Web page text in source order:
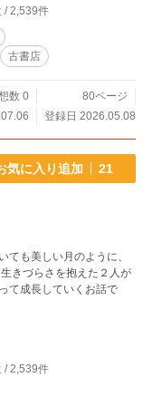
/ 2,539件
古書店
数 0
80ページ
登録日 2026.05.08
気に入り追加 21
ても美しい月のように、
て成長していくお話で
/ 2,539件